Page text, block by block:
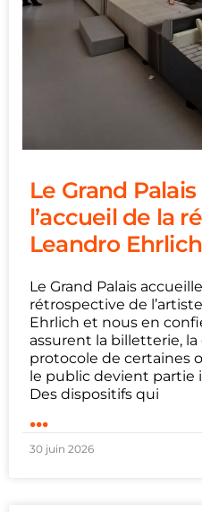
Le Grand
l’accueil de la
Leandro Ehrlich
Le Grand Palais
rétrospective de
Ehrlich et nous en
assurent la billetterie,
protocole de certaines
le public devient partie
Des dispositifs qui
...
30 juin 2026